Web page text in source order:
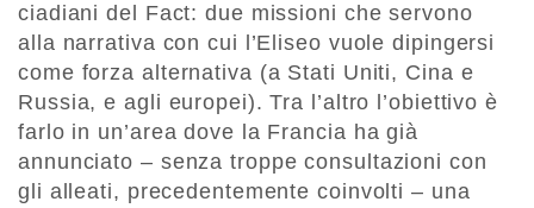
ciadiani del Fact: due missioni che servono
alla narrativa con cui l’Eliseo vuole dipingersi
come forza alternativa (a Stati Uniti, Cina e
Russia, e agli europei). Tra l’altro l’obiettivo è
farlo in un’area dove la Francia ha già
annunciato – senza troppe consultazioni con
gli alleati, precedentemente coinvolti – una